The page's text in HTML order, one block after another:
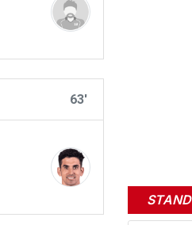
63'
STAND